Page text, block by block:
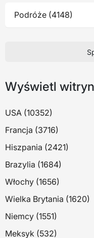
Podróże (4148)
Wyświetl
USA (10352)
Francja (3716)
Hiszpania (2421)
Brazylia (1684)
Włochy (1656)
Wielka Brytania (1620)
Niemcy (1551)
Meksyk (532)